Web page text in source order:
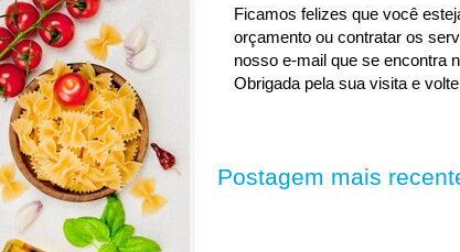
Ficamos felizes que você
orçamento ou contratar os
nosso e-mail que se encontra
Obrigada pela sua visita e
Postagem mais